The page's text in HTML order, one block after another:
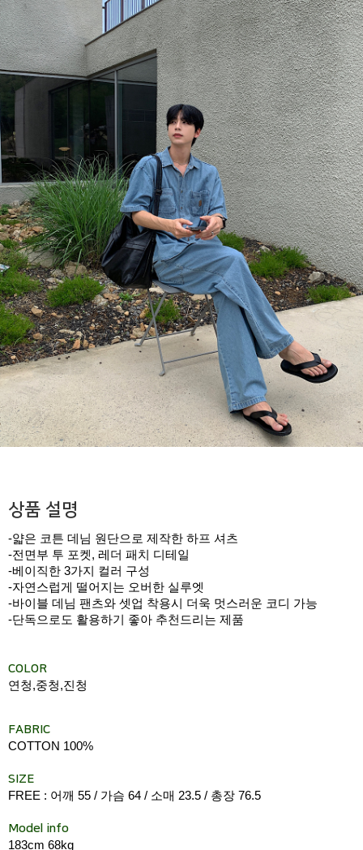
상품 설명
-얇은 코튼 데님 원단으로 제작한 하프 셔츠
-전면부 투 포켓, 레더 패치 디테일
-베이직한 3가지 컬러 구성
-자연스럽게 떨어지는 오버한 실루엣
-바이블 데님 팬츠와 셋업 착용시 더욱 멋스러운 코디 가능
-단독으로도 활용하기 좋아 추천드리는 제품
COLOR
연청,중청,진청
FABRIC
COTTON 100%
SIZE
FREE : 어깨 55 / 가슴 64 / 소매 23.5 / 총장 76.5
Model info
183cm 68kg